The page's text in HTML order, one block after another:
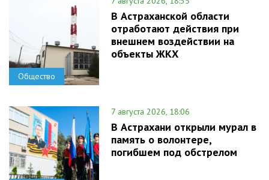
Общество
В Астраханской области
отработают действия при
внешнем воздействии на
объекты ЖКХ
7 августа 2026, 18:06
В Астрахани открыли мурал в
память о волонтере,
погибшем под обстрелом